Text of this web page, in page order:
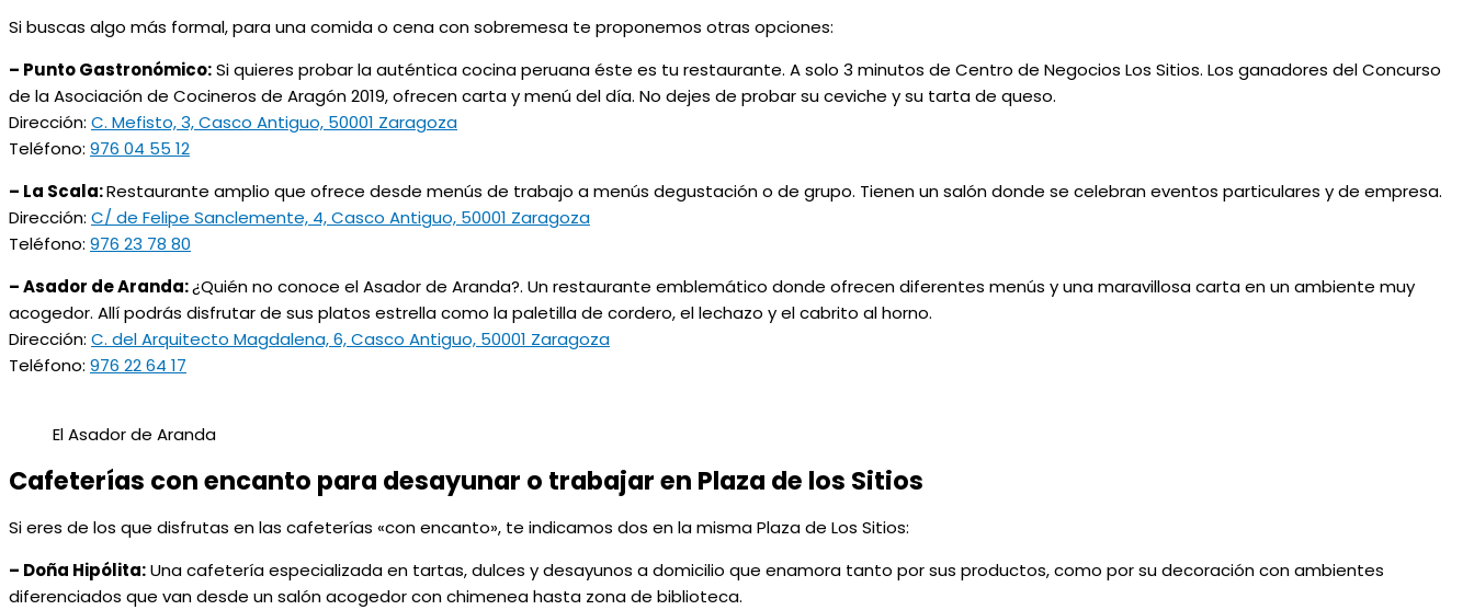
Si buscas algo más formal, para una comida o cena con sobremesa te proponemos otras opciones:
– Punto Gastronómico:Si quieres probar la auténtica cocina peruana éste es tu restaurante. A solo 3 minutos de Centro de Negocios Los Sitios. Los ganadores del Concurso
de la Asociación de Cocineros de Aragón 2019, ofrecen carta y menú del día. No dejes de probar su ceviche y su tarta de queso.
Dirección: C. Mefisto, 3, Casco Antiguo, 50001 Zaragoza
Teléfono: 976 04 55 12
– La Scala:Restaurante amplio que ofrece desde menús de trabajo a menús degustación o de grupo. Tienen un salón donde se celebran eventos particulares y de empresa.
Dirección: C/ de Felipe Sanclemente, 4, Casco Antiguo, 50001 Zaragoza
Teléfono: 976 23 78 80
– Asador de Aranda:¿Quién no conoce el Asador de Aranda?. Un restaurante emblemático donde ofrecen diferentes menús y una maravillosa carta en un ambiente muy
acogedor. Allí podrás disfrutar de sus platos estrella como la paletilla de cordero, el lechazo y el cabrito al horno.
Dirección: C. del Arquitecto Magdalena, 6, Casco Antiguo, 50001 Zaragoza
Teléfono: 976 22 64 17
El Asador de Aranda
Cafeterías con encanto para desayunar o trabajar en Plaza de los Sitios
Si eres de los que disfrutas en las cafeterías «con encanto», te indicamos dos en la misma Plaza de Los Sitios:
– Doña Hipólita:Una cafetería especializada en tartas, dulces y desayunos a domicilio que enamora tanto por sus productos, como por su decoración con ambientes
diferenciados que van desde un salón acogedor con chimenea hasta zona de biblioteca.